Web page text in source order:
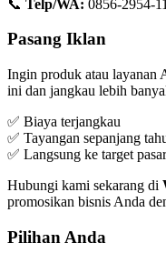
📞 Telp/WA: 0856-2954-
Pasang Iklan
Ingin produk atau layanan
ini dan jangkau lebih
✅ Biaya terjangkau
✅ Tayangan sepanjang
✅ Langsung ke target
Hubungi kami sekarang di
promosikan bisnis Anda
Pilihan Anda